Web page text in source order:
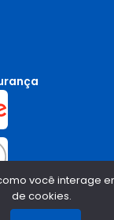
você interage
de cookies.